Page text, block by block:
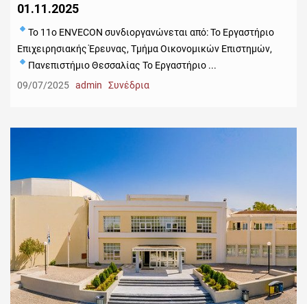
01.11.2025
Το 11ο ENVECON συνδιοργανώνεται από:Το Εργαστήριο
Επιχειρησιακής Έρευνας, Τμήμα Οικονομικών Επιστημών,
Πανεπιστήμιο Θεσσαλίας Το Εργαστήριο ...
09/07/2025 admin Συνέδρια